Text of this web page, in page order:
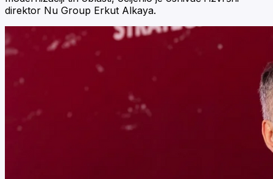
direktor Nu Group Erkut Alkaya.